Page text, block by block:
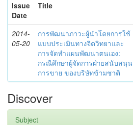
Issue
Date
Title
2014-
05-20
การพัฒนาภาวะผู้นำโดยการใช้
แบบประเมินทางจิตวิทยาและ
การจัดทำแผนพัฒนาตนเอง:
กรณีศึกษาผู้จัดการฝ่ายสนับสนุน
การขาย ของบริษัทข้ามชาติ
Discover
Subject